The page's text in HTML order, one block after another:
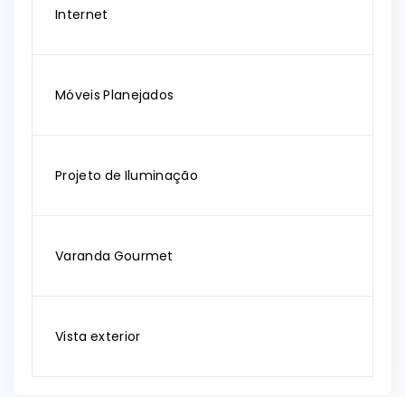
Internet
Móveis Planejados
Projeto de Iluminação
Varanda Gourmet
Vista exterior